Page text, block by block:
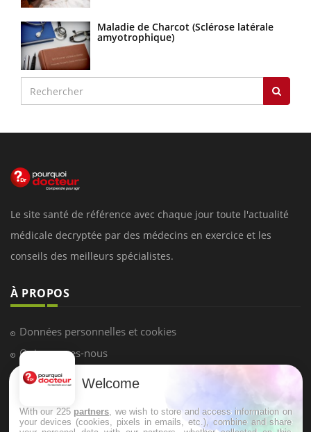
Maladie de Charcot (Sclérose latérale
amyotrophique)
Le site santé de référence avec chaque jour toute l'actualité
médicale decryptée par des médecins en exercice et les
conseils des meilleurs spécialistes.
À PROPOS
Données personnelles et cookies
Qui sommes-nous
Conditions d'utilisation
Mentions Légales
Welcome
With our 225 partners , we wish to store and access information on
your devices (cookies, pixels in emails, etc.), combine and share